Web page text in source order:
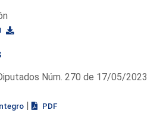
Núm. 270 de 17/05/2023
| PDF